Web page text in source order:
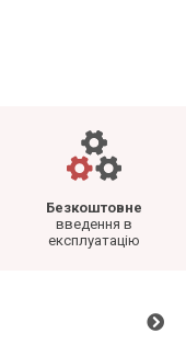
Безкоштовне
введення в
експлуатацію